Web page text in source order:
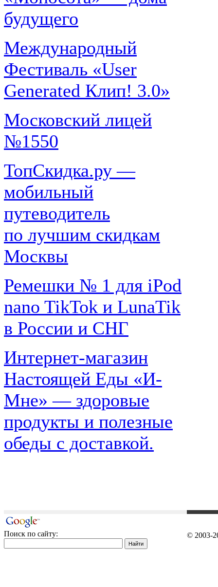
будущего
Международный
Фестиваль «User
Generated Клип! 3.0»
Московский лицей
№1550
ТопСкидка.ру —
мобильный
путеводитель
по лучшим скидкам
Москвы
Ремешки № 1 для iPod
nano TikTok и LunaTik
в России и СНГ
Интернет-магазин
Настоящей Еды «И-
Мне» — здоровые
продукты и полезные
обеды с доставкой.
Поиск по сайту: © 2003-